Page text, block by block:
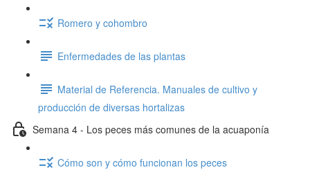
Romero y cohombro
Enfermedades de las plantas
Material de Referencia. Manuales de cultivo y
producción de diversas hortalizas
Semana 4 - Los peces más comunes de la acuaponía
Cómo son y cómo funcionan los peces